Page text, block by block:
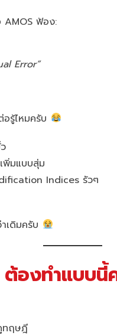
ฟ้อง:
Error”
อรู้ไหมครับ
พิ่มแบบสุ่ม
Indices รัวๆ
าเดิมครับ
องทำแบบนี้
ทฤษฎี